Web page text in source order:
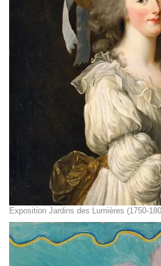
Exposition Jardins des Lumières (1750-